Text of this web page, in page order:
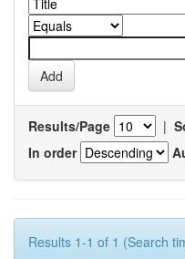
Results/Page |
In order
Results 1-1 of 1 (Search